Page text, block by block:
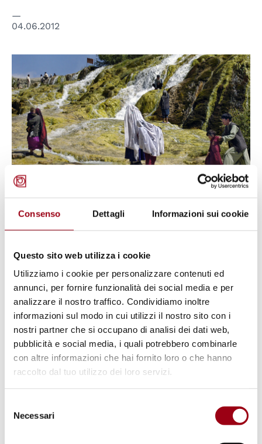
Consenso Dettagli Informazioni sui cookie
Questo sito web utilizza i cookie
Utilizziamo i cookie per personalizzare contenuti ed
annunci, per fornire funzionalità dei social media e per
analizzare il nostro traffico. Condividiamo inoltre
informazioni sul modo in cui utilizzi il nostro sito con i
nostri partner che si occupano di analisi dei dati web,
pubblicità e social media, i quali potrebbero combinarle
con altre informazioni che hai fornito loro o che hanno
raccolto dal tuo utilizzo dei loro servizi.
delNecessari
04.06.2012
per l’Ambiente
04.06.2012
© UNESCO